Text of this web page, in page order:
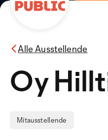
Alle Ausstellende
Oy
Mitausstellende